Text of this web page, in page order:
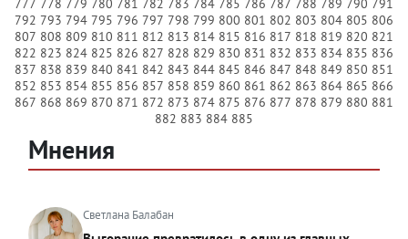
792 793 794 795 796 797 798 799 800 801 802 803 804 805 806
807 808 809 810 811 812 813 814 815 816 817 818 819 820 821
822 823 824 825 826 827 828 829 830 831 832 833 834 835 836
837 838 839 840 841 842 843 844 845 846 847 848 849 850 851
852 853 854 855 856 857 858 859 860 861 862 863 864 865 866
867 868 869 870 871 872 873 874 875 876 877 878 879 880 881
882 883 884 885
Мнения
Светлана Балабан